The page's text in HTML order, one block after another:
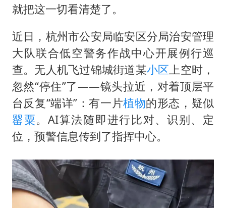
易烊千玺金鸡百花双料影帝
中方：奉劝美方解除对古巴制裁封锁
“老戏骨”秦焰去世
外交部：藏南地区是中国领土
真理之光，何以能照亮复兴之路？
就把这一切看清楚了。
近日，杭州市公安局临安区分局治安管理
大队联合低空警务作战中心开展例行巡
查。无人机飞过锦城街道某小区上空时，
忽然“停住”了——镜头拉近，对着顶层平
台反复“端详”：有一片植物的形态，疑似
罂粟。AI算法随即进行比对、识别、定
位，预警信息传到了指挥中心。